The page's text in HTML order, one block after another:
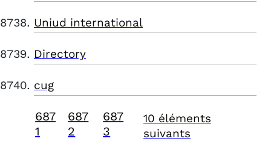
Uniud international
Directory
cug
687
1
687
2
687
3
10 éléments
suivants